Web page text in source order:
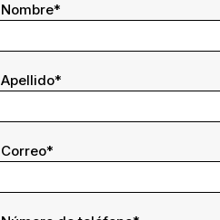
Nombre*
Apellido*
Correo*